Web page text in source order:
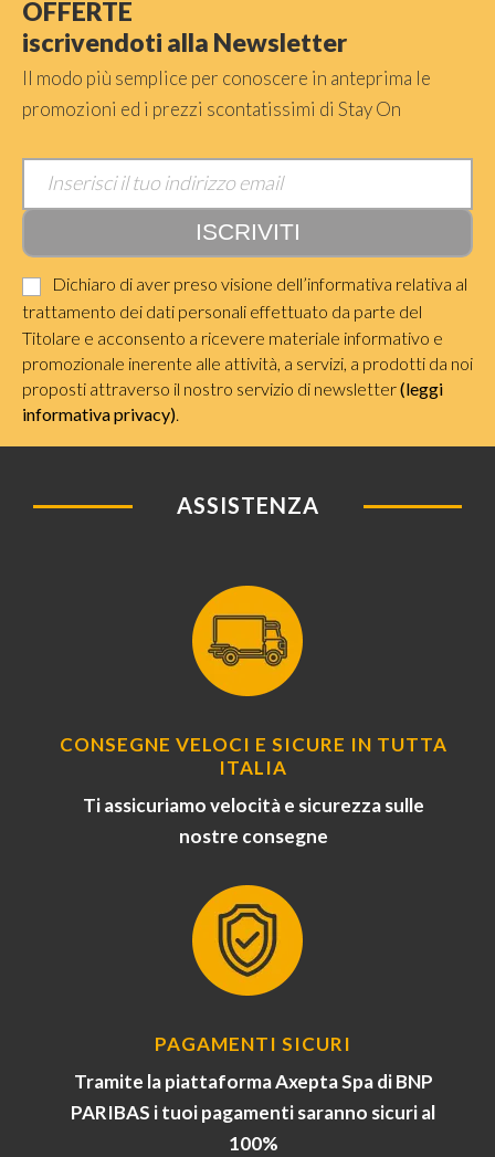
OFFERTE
iscrivendoti alla Newsletter
Il modo più semplice per conoscere in anteprima le
promozioni ed i prezzi scontatissimi di Stay On
Dichiaro di aver preso visione dell’informativa relativa al
trattamento dei dati personali effettuato da parte del
Titolare e acconsento a ricevere materiale informativo e
promozionale inerente alle attività, a servizi, a prodotti da noi
proposti attraverso il nostro servizio di newsletter(leggi
informativa privacy).
ASSISTENZA
CONSEGNE VELOCI E SICURE IN TUTTA
ITALIA
Ti assicuriamo velocità e sicurezza sulle
nostre consegne
PAGAMENTI SICURI
Tramite la piattaforma Axepta Spa di BNP
PARIBAS i tuoi pagamenti saranno sicuri al
100%